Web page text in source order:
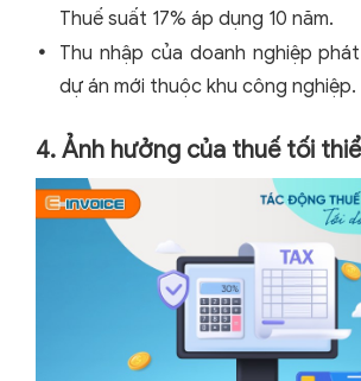
Thuế suất 17% áp dụng 10 năm.
Thu nhập của doanh nghiệp
dự án mới thuộc khu công nghiệp.
4. Ảnh hưởng của thuế tối